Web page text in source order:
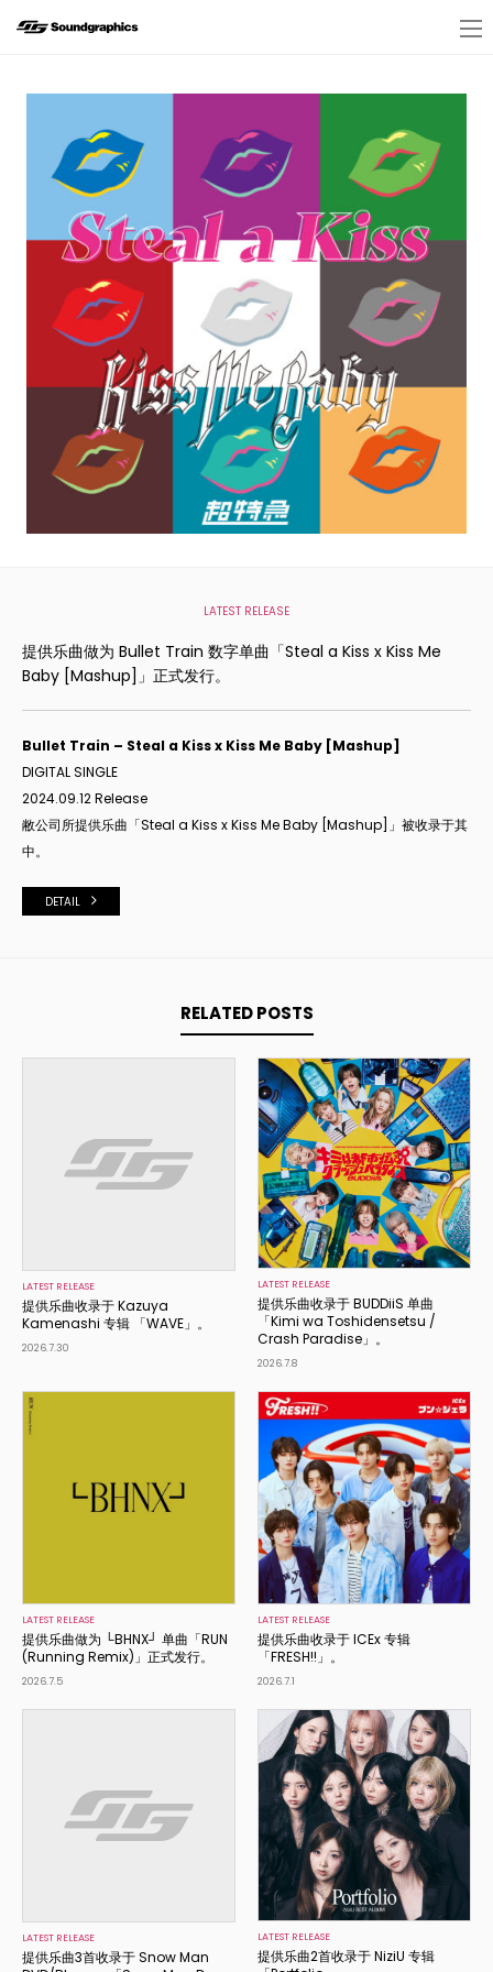
LATEST RELEASE
提供乐曲做为 Bullet Train 数字单曲「Steal a Kiss x Kiss Me
Baby [Mashup]」正式发行。
Bullet Train – Steal a Kiss x Kiss Me Baby [Mashup]
DIGITAL SINGLE
2024.09.12 Release
敝公司所提供乐曲「Steal a Kiss x Kiss Me Baby [Mashup]」被收录于其
中。
DETAIL
RELATED POSTS
LATEST RELEASE
提供乐曲收录于 Kazuya
Kamenashi 专辑 「WAVE」。
2026.7.30
LATEST RELEASE
提供乐曲收录于 BUDDiiS 单曲
「Kimi wa Toshidensetsu /
Crash Paradise」。
2026.7.8
LATEST RELEASE
提供乐曲做为 └BHNX┘ 单曲「RUN
(Running Remix)」正式发行。
2026.7.5
LATEST RELEASE
提供乐曲收录于 ICEx 专辑
「FRESH!!」。
2026.7.1
LATEST RELEASE
提供乐曲3首收录于 Snow Man
LATEST RELEASE
提供乐曲2首收录于 NiziU 专辑